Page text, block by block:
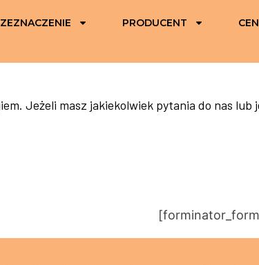
PRODUCENT
Jeżeli masz jakiekolwiek pytania do nas